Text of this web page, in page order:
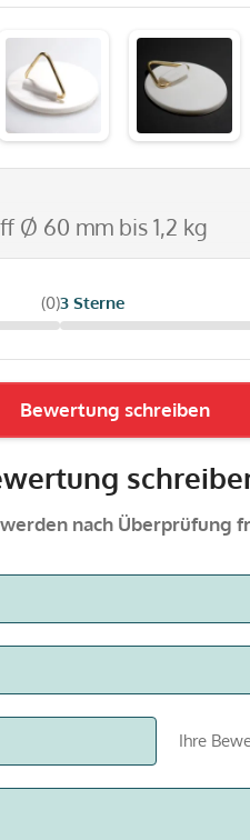
Ø 60 mm bis 1,2 kg
(0)3 Sterne
Bewertung schreiben
nach Überprüfung
Ihre